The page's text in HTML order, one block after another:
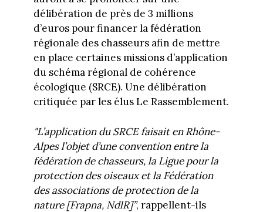
délibération de près de 3 millions
d’euros pour financer la fédération
régionale des chasseurs afin de mettre
en place certaines missions d’application
du schéma régional de cohérence
écologique (SRCE). Une délibération
critiquée par les élus Le Rassemblement.
"L’application du SRCE faisait en Rhône-
Alpes l’objet d’une convention entre la
fédération de chasseurs, la Ligue pour la
protection des oiseaux et la Fédération
des associations de protection de la
nature [Frapna, NdlR]”, rappellent-ils